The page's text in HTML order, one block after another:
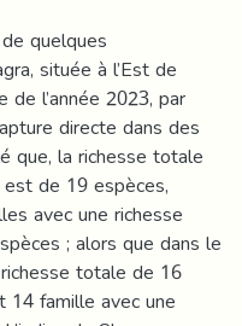
quelques
située à l’Est de
l’année 2023, par
directe dans des
que, la richesse totale
de 19 espèces,
avec une richesse
; alors que dans le
totale de 16
famille avec une